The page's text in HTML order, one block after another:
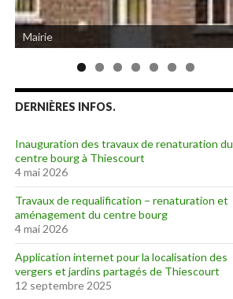
Mairie
DERNIÈRES INFOS.
Inauguration des travaux de renaturation du
centre bourg à Thiescourt
4 mai 2026
Travaux de requalification – renaturation et
aménagement du centre bourg
4 mai 2026
Application internet pour la localisation des
vergers et jardins partagés de Thiescourt
12 septembre 2025